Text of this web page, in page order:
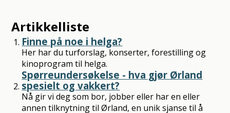
Artikkelliste
Finne på noe i helga?
Her har du turforslag, konserter, forestilling og
kinoprogram til helga.
Spørreundersøkelse - hva gjør Ørland
spesielt og vakkert?
Nå gir vi deg som bor, jobber eller har en eller
annen tilknytning til Ørland, en unik sjanse til å